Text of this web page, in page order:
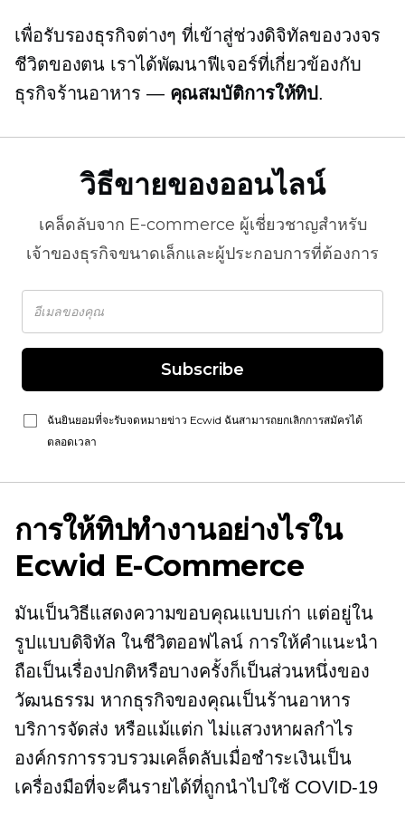
เพื่อรับรองธุรกิจต่างๆ ที่เข้าสู่ช่วงดิจิทัลของวงจร
ชีวิตของตน เราได้พัฒนาฟีเจอร์ที่เกี่ยวข้องกับ
ธุรกิจร้านอาหาร — คุณสมบัติการให้ทิป.
วิธีขายของออนไลน์
เคล็ดลับจาก E-commerce ผู้เชี่ยวชาญสำหรับ
เจ้าของธุรกิจขนาดเล็กและผู้ประกอบการที่ต้องการ
Subscribe
ฉันยินยอมที่จะรับจดหมายข่าว Ecwid ฉันสามารถยกเลิกการสมัครได้
ตลอดเวลา
การให้ทิปทำงานอย่างไรใน
Ecwid E-Commerce
มันเป็นวิธีแสดงความขอบคุณแบบเก่า แต่อยู่ใน
รูปแบบดิจิทัล ในชีวิตออฟไลน์ การให้คำแนะนำ
ถือเป็นเรื่องปกติหรือบางครั้งก็เป็นส่วนหนึ่งของ
วัฒนธรรม หากธุรกิจของคุณเป็นร้านอาหาร
บริการจัดส่ง หรือแม้แต่กไม่แสวงหาผลกำไร
องค์กรการรวบรวมเคล็ดลับเมื่อชำระเงินเป็น
เครื่องมือที่จะคืนรายได้ที่ถูกนำไปใช้ COVID-19